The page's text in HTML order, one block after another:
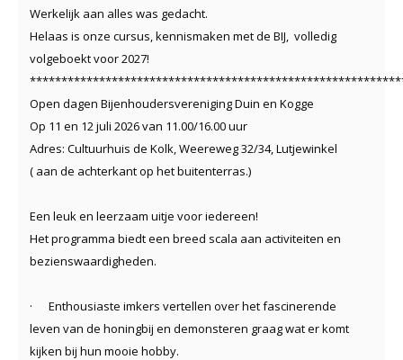
Werkelijk aan alles was gedacht.
Helaas is onze cursus, kennismaken met de BIJ, volledig
volgeboekt voor 2027!
Open dagen Bijenhoudersvereniging Duin en Kogge
Op 11 en 12 juli 2026 van 11.00/16.00 uur
Adres: Cultuurhuis de Kolk, Weereweg 32/34, Lutjewinkel
( aan de achterkant op het buitenterras.)
Een leuk en leerzaam uitje voor iedereen!
Het programma biedt een breed scala aan activiteiten en
bezienswaardigheden.
· Enthousiaste imkers vertellen over het fascinerende
leven van de honingbij en demonsteren graag wat er komt
kijken bij hun mooie hobby.